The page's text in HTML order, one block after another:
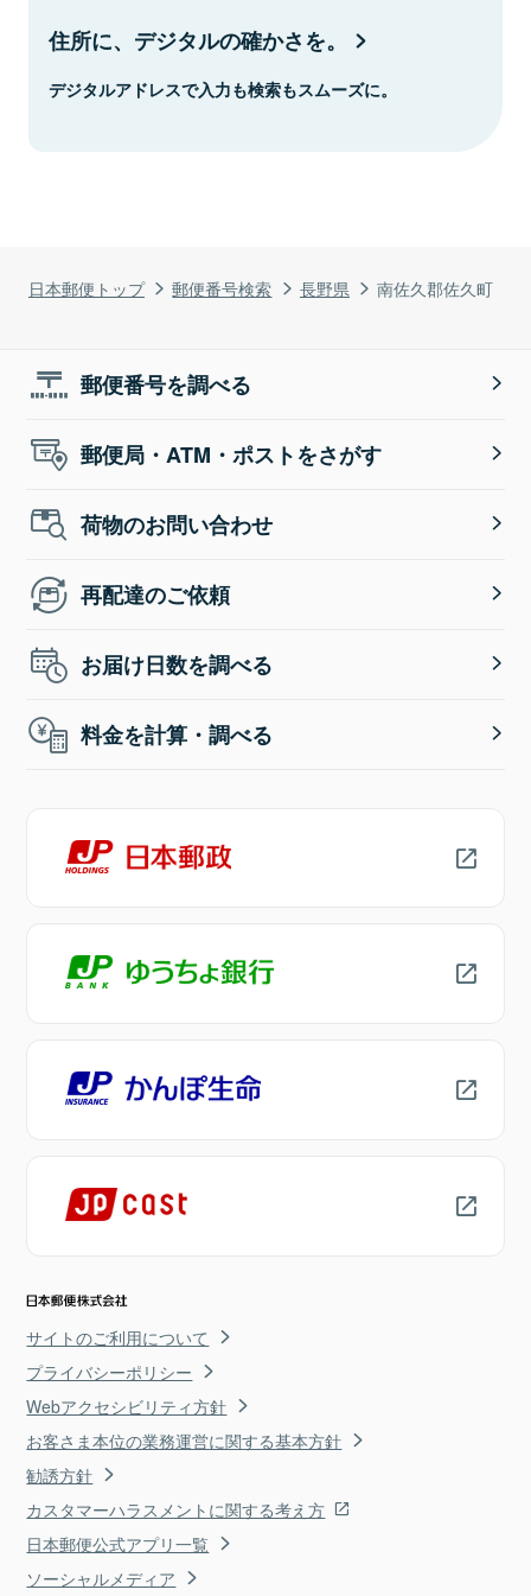
日本郵便トップ 郵便番号検索 長野県 南佐久郡佐久町
住所に、デジタルの確かさを。
デジタルアドレスで入力も検索もスムーズに。
郵便番号を調べる
郵便局・ATM・ポストをさがす
荷物のお問い合わせ
再配達のご依頼
お届け日数を調べる
料金を計算・調べる
サイトのご利用について
プライバシーポリシー
Webアクセシビリティ方針
お客さま本位の業務運営に関する基本方針
勧誘方針
カスタマーハラスメントに関する考え方
日本郵便公式アプリ一覧
ソーシャルメディア